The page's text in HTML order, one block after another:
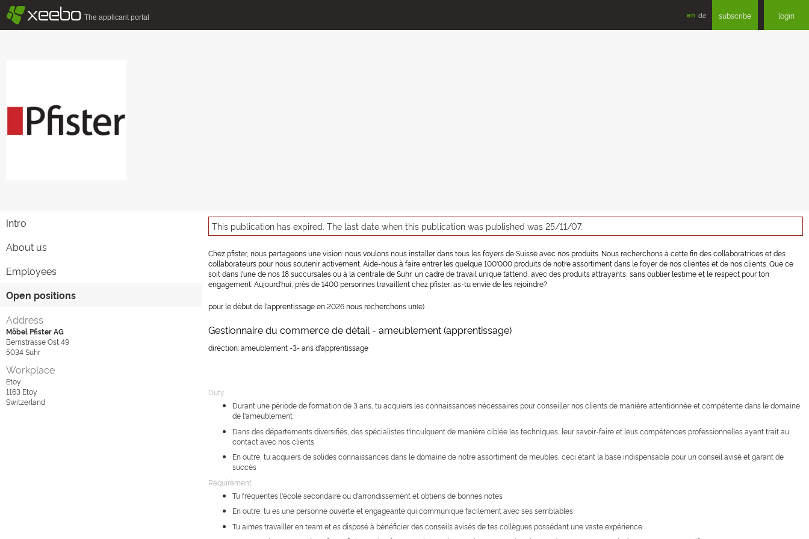
§xeebo The applicant portal en de subscribe login
Intro
About us
Employees
Open positions
Address
Möbel Pfister AG
Bernstrasse Ost 49
5034Suhr
Workplace
Etoy
1163 Etoy
Switzerland
This publication has expired. The last date when this publication was published was 25/11/07.
Chez pfister, nous partageons une vision: nous voulons nous installer dans tous les foyers de Suisse avec nos produits. Nous recherchons à cette fin des collaboratrices et des
collaborateurs pour nous soutenir activement. Aide-nous à faire entrer les quelque 100'000 produits de notre assortiment dans le foyer de nos clientes et de nos clients. Que ce
soit dans l'une de nos 18 succursales ou à la centrale de Suhr, un cadre de travail unique t’attend, avec des produits attrayants, sans oublier l’estime et le respect pour ton
engagement. Aujourd'hui, près de 1400 personnes travaillent chez pfister: as-tu envie de les rejoindre?
pour le début de l'apprentissage en 2026 nous recherchons un(e)
Gestionnaire du commerce de détail - ameublement (apprentissage)
diréction: ameublement -3- ans d'apprentissage
Duty
Durant une période de formation de 3 ans, tu acquiers les connaissances nécessaires pour conseiller nos clients de manière attentionnée et compétente dans le domaine
de l'ameublement
Dans des départements diversifiés, des spécialistes t'inculquent de manière ciblée les techniques, leur savoir-faire et leus compétences professionnelles ayant trait au
contact avec nos clients
En outre, tu acquiers de solides connaissances dans le domaine de notre assortiment de meubles, ceci étant la base indispensable pour un conseil avisé et garant de
succès
Requirement
Tu fréquentes l'école secondaire ou d'arrondissement et obtiens de bonnes notes
En outre, tu es une personne ouverte et engageante qui communique facilement avec ses semblables
Tu aimes travailler en team et es disposé à bénéficier des conseils avisés de tes collègues possédant une vaste expérience